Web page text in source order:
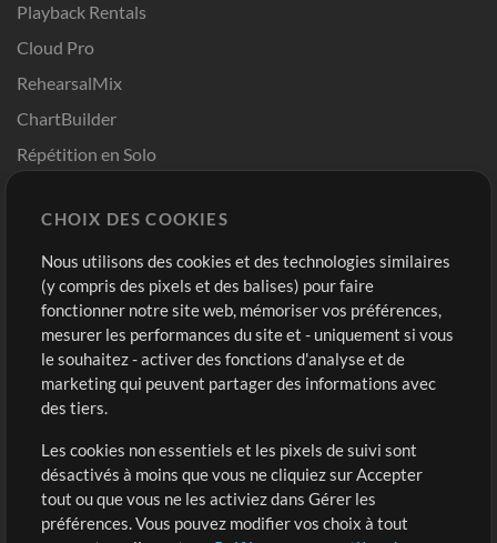
Playback Rentals
Cloud Pro
RehearsalMix
ChartBuilder
Répétition en Solo
Modèles ProPresenter
Sons
Boutique
Acheter des crédits
Contenu gratuit
Extras
Sessions
Compte
Connexion
S'inscrire
CHOIX DES COOKIES
Nous utilisons des cookies et des technologies similaires
(y compris des pixels et des balises) pour faire
fonctionner notre site web, mémoriser vos préférences,
mesurer les performances du site et - uniquement si vous
le souhaitez - activer des fonctions d'analyse et de
marketing qui peuvent partager des informations avec
des tiers.
Les cookies non essentiels et les pixels de suivi sont
désactivés à moins que vous ne cliquiez sur Accepter
tout ou que vous ne les activiez dans Gérer les
préférences. Vous pouvez modifier vos choix à tout